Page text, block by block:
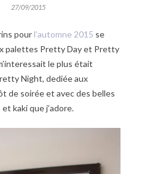
27/09/2015
pour l’automne 2015 se
palettes Pretty Day et Pretty
le plus était
Night, dediée aux
de soirée et avec des belles
kaki que j’adore.